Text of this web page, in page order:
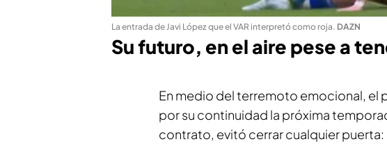
La entrada de Javi López que el VAR interpretó como roja. DAZN
Su futuro, en el aire pese a
En medio del terremoto emocional,
por su continuidad la próxima
contrato, evitó cerrar cualquier puerta: